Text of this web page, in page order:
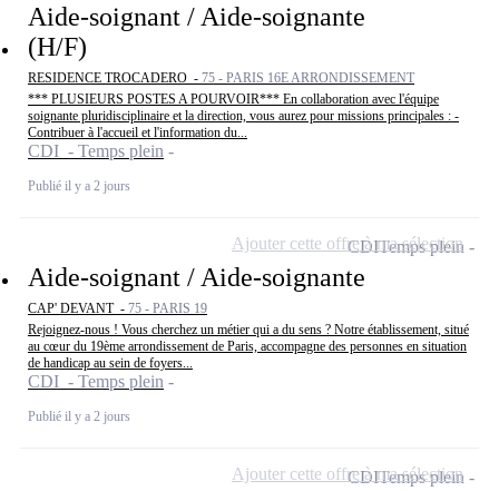
Aide-soignant / Aide-soignante
(H/F)
RESIDENCE TROCADERO - 75 - PARIS 16E ARRONDISSEMENT
*** PLUSIEURS POSTES A POURVOIR*** En collaboration avec l'équipe
soignante pluridisciplinaire et la direction, vous aurez pour missions principales : -
Contribuer à l'accueil et l'information du...
CDI - Temps plein
Publié il y a 2 jours
Aide-soignant / Aide-soignante
CAP' DEVANT - 75 - PARIS 19
Rejoignez-nous ! Vous cherchez un métier qui a du sens ? Notre établissement, situé
au cœur du 19ème arrondissement de Paris, accompagne des personnes en situation
de handicap au sein de foyers...
CDI - Temps plein
Publié il y a 2 jours
CDITemps plein
Ajouter cette offre à ma sélection
CDITemps plein
Ajouter cette offre à ma sélection